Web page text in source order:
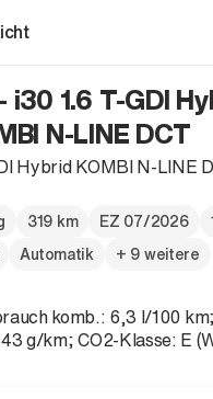
i30 1.6 T-GDI
N-LINE DCT
Hybrid KOMBI N-LINE
319 km EZ 07/2026
Automatik + 9 weitere
komb.: 6,3 l/100
g/km; CO2-Klasse: E